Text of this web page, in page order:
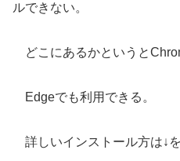
ルできない。
どこにあるかというと
Edgeでも利用できる。
詳しいインストール方は↓